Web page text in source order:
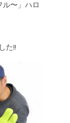
ル〜」ハロ
た!!